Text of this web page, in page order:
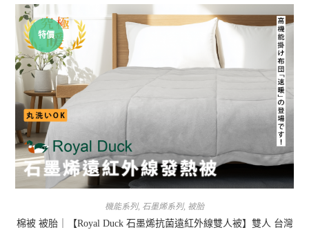
特價
機能系列, 石墨烯系列, 被胎
棉被 被胎｜【Royal Duck 石墨烯抗菌遠紅外線雙人被】雙人 台灣